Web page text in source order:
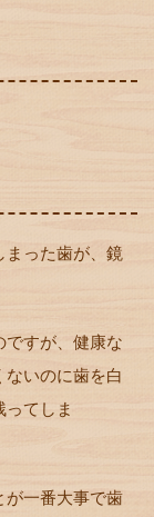
まった歯が、鏡
ですが、健康な
いのに歯を白
てしま
が一番大事で歯